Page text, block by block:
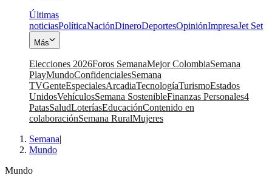
Últimas
noticiasPolíticaNaciónDineroDeportesOpiniónImpresaJet Set
Más
Elecciones 2026Foros SemanaMejor ColombiaSemana
PlayMundoConfidencialesSemana
TVGenteEspecialesArcadiaTecnologíaTurismoEstados
UnidosVehículosSemana SostenibleFinanzas Personales4
PatasSaludLoteríasEducaciónContenido en
colaboraciónSemana RuralMujeres
Semana|
Mundo
Mundo